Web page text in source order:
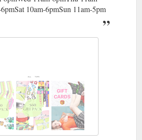
10am-6pmSun 11am-5pm